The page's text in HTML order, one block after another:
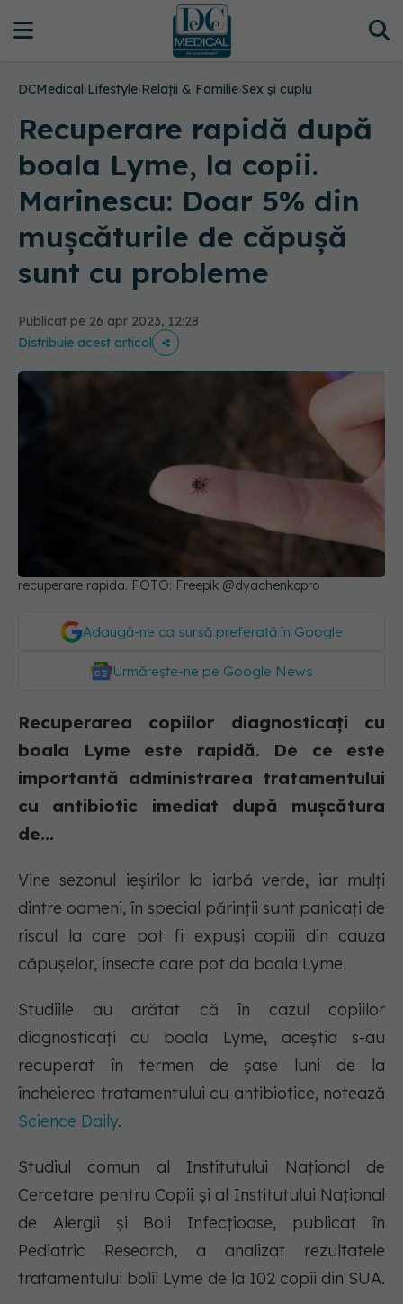
DCMedical›Lifestyle›Relații & Familie›Sex și cuplu
Recuperare rapidă după
boala Lyme, la copii.
Marinescu: Doar 5% din
mușcăturile de căpușă
sunt cu probleme
Publicat pe 26 apr 2023, 12:28
Distribuie acest articol
recuperare rapida. FOTO: Freepik @dyachenkopro
Adaugă-ne ca sursă preferată în Google
Urmărește-ne pe Google News
Recuperarea copiilor diagnosticați cu
boala Lyme este rapidă. De ce este
importantă administrarea tratamentului
cu antibiotic imediat după mușcătura
de...
Vine sezonul ieșirilor la iarbă verde, iar mulți
dintre oameni, în special părinții sunt panicați de
riscul la care pot fi expuși copiii din cauza
căpușelor, insecte care pot da boala Lyme.
Studiile au arătat că în cazul copiilor
diagnosticați cu boala Lyme, aceștia s-au
recuperat în termen de șase luni de la
încheierea tratamentului cu antibiotice, notează
Science Daily.
Studiul comun al Institutului Național de
Cercetare pentru Copii și al Institutului Național
de Alergii și Boli Infecțioase, publicat în
Pediatric Research, a analizat rezultatele
tratamentului bolii Lyme de la 102 copii din SUA.